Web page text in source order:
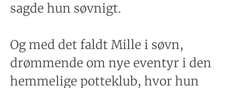
sagde hun søvnigt.
Og med det faldt Mille i søvn,
drømmende om nye eventyr i den
hemmelige potteklub, hvor hun